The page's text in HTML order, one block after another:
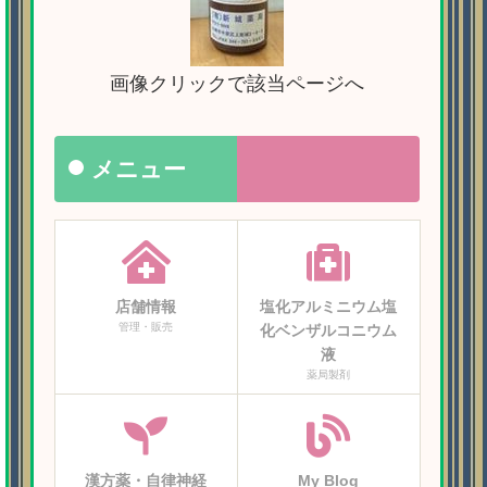
画像クリックで該当ページへ
メニュー
店舗情報
管理・販売
塩化アルミニウム塩
化ベンザルコニウム
液
薬局製剤
漢方薬・自律神経 My Blog